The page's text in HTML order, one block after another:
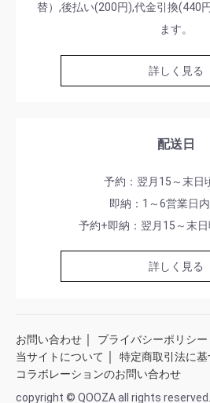
替）,後払い(200円),代金引換(440
ます。
詳しく見る
配送日
予約：翌月15～末日
即納：1～6営業日
予約+即納：翌月15～末
詳しく見る
お問い合わせ ｜ プライバシーポリシー
当サイトについて ｜ 特定商取引法に
コラボレーションのお問い合わせ
copyright © QOOZA all rights reserved.